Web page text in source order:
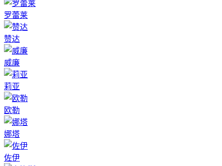
罗蕾莱
赞达
威廉
莉亚
欧勒
娜塔
佐伊